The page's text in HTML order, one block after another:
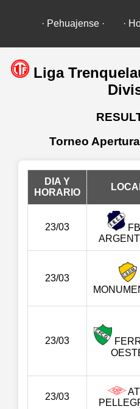
· Pehuajense · ·
Liga
Torneo
DIA Y
HORARIO
23/03
23/03
23/03
23/03